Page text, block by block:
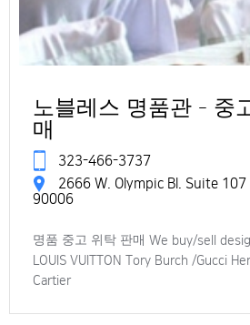
노블레스 명품관 - 중
매
323-466-3737
2666 W. Olympic Bl. Suite 107
90006
명품 중고 위탁 판매 We buy/sell
LOUIS VUITTON Tory Burch /Gucci
Cartier